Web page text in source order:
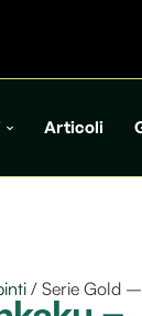
Articoli
/ Serie Gold